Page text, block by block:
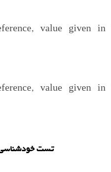
value given in
value given in
تست